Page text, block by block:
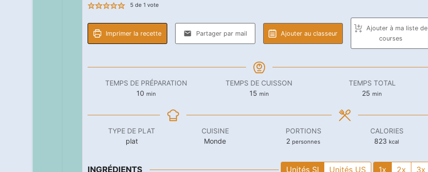
5 de 1 vote
Imprimer la recette Partager par mail Ajouter au classeur
Ajouter à ma liste de
courses
TEMPS DE PRÉPARATION
10 minutes
min
TEMPS DE CUISSON
15minutes
min
TEMPS TOTAL
25 minutes
min
TYPE DE PLAT
plat
CUISINE
Monde
PORTIONS
2 personnes
CALORIES
823 kcal
INGRÉDIENTS Unités SI Unités US 1x 2x 3x